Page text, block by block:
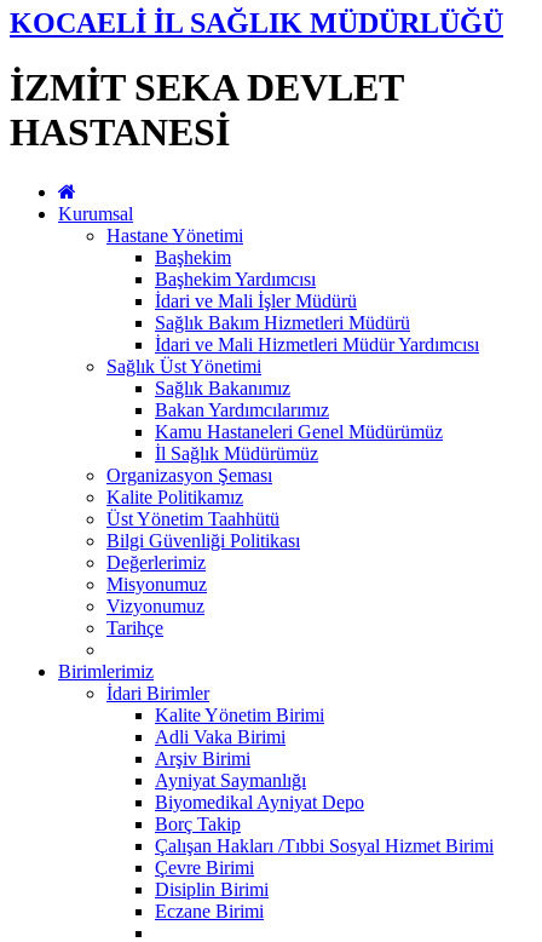
KOCAELİ İL SAĞLIK MÜDÜRLÜĞÜ
İZMİT SEKA DEVLET
HASTANESİ
Kurumsal
Hastane Yönetimi
Başhekim
Başhekim Yardımcısı
İdari ve Mali İşler Müdürü
Sağlık Bakım Hizmetleri Müdürü
İdari ve Mali Hizmetleri Müdür Yardımcısı
Sağlık Üst Yönetimi
Sağlık Bakanımız
Bakan Yardımcılarımız
Kamu Hastaneleri Genel Müdürümüz
İl Sağlık Müdürümüz
Organizasyon Şeması
Kalite Politikamız
Üst Yönetim Taahhütü
Bilgi Güvenliği Politikası
Değerlerimiz
Misyonumuz
Vizyonumuz
Tarihçe
Birimlerimiz
İdari Birimler
Kalite Yönetim Birimi
Adli Vaka Birimi
Arşiv Birimi
Ayniyat Saymanlığı
Biyomedikal Ayniyat Depo
Borç Takip
Çalışan Hakları /Tıbbi Sosyal Hizmet Birimi
Çevre Birimi
Disiplin Birimi
Eczane Birimi